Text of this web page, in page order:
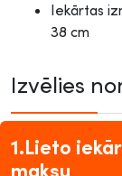
Iekārtas
38 cm
Izvēlies
1.Lieto
maksu